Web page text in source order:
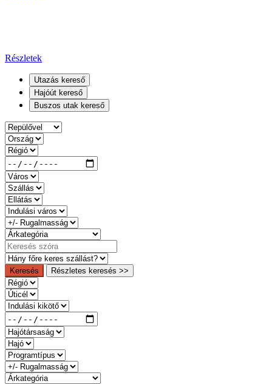
Részletek
Utazás kereső
Hajóút kereső
Buszos utak kereső
Keresés Részletes keresés >>